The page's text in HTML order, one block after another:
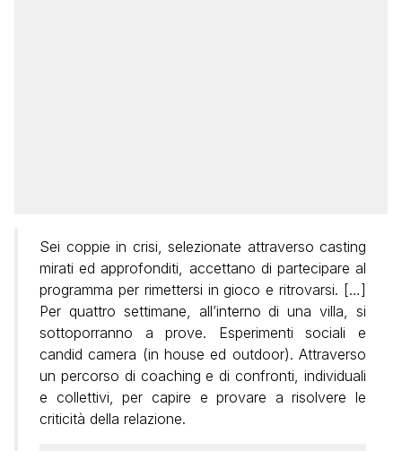
Sei coppie in crisi, selezionate attraverso casting
mirati ed approfonditi, accettano di partecipare al
programma per rimettersi in gioco e ritrovarsi. […]
Per quattro settimane, all’interno di una villa, si
sottoporranno a prove. Esperimenti sociali e
candid camera (in house ed outdoor). Attraverso
un percorso di coaching e di confronti, individuali
e collettivi, per capire e provare a risolvere le
criticità della relazione.